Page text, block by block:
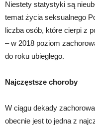
Niestety statystyki są
temat życia seksualnego
liczba osób, które cierpi z
– w 2018 poziom
do roku ubiegłego.
Najczęstsze choroby
W ciągu dekady
obecnie jest to jedna z